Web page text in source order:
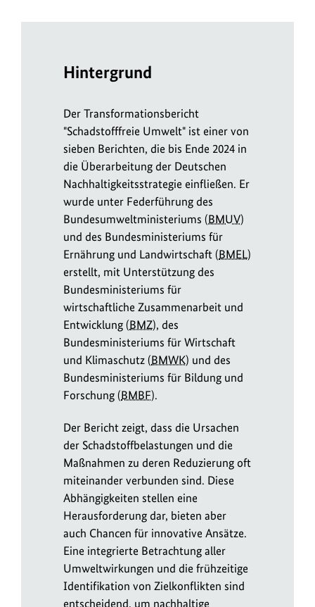
Hintergrund
Der Transformationsbericht
"Schadstofffreie Umwelt" ist einer von
sieben Berichten, die bis Ende 2024 in
die Überarbeitung der Deutschen
Nachhaltigkeitsstrategie einfließen. Er
wurde unter Federführung des
Bundesumweltministeriums (BMUV)
und des Bundesministeriums für
Ernährung und Landwirtschaft (BMEL)
erstellt, mit Unterstützung des
Bundesministeriums für
wirtschaftliche Zusammenarbeit und
Entwicklung (BMZ), des
Bundesministeriums für Wirtschaft
und Klimaschutz (BMWK) und des
Bundesministeriums für Bildung und
Forschung (BMBF).
Der Bericht zeigt, dass die Ursachen
der Schadstoffbelastungen und die
Maßnahmen zu deren Reduzierung oft
miteinander verbunden sind. Diese
Abhängigkeiten stellen eine
Herausforderung dar, bieten aber
auch Chancen für innovative Ansätze.
Eine integrierte Betrachtung aller
Umweltwirkungen und die frühzeitige
Identifikation von Zielkonflikten sind
entscheidend, um nachhaltige